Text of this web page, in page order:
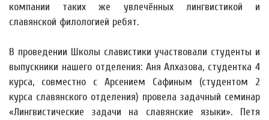
компании таких же увлечённых лингвистикой и
славянской филологией ребят.
В проведении Школы славистики участвовали студенты и
выпускники нашего отделения: Аня Алхазова, студентка 4
курса, совместно с Арсением Сафиным (студентом 2
курса славянского отделения) провела задачный семинар
«Лингвистические задачи на славянские языки». Петя